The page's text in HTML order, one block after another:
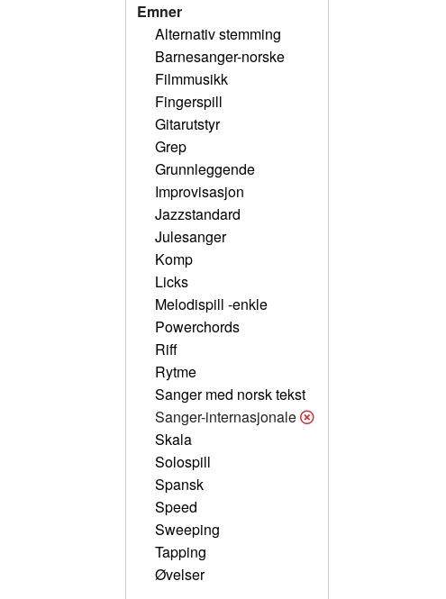
Emner
Alternativ stemming
Barnesanger-norske
Filmmusikk
Fingerspill
Gitarutstyr
Grep
Grunnleggende
Improvisasjon
Jazzstandard
Julesanger
Komp
Licks
Melodispill -enkle
Powerchords
Riff
Rytme
Sanger med norsk tekst
Sanger-internasjonale
Skala
Solospill
Spansk
Speed
Sweeping
Tapping
Øvelser